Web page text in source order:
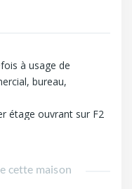
à usage de
bureau,
étage ouvrant sur F2
salle d'eau
rénover
cette maison